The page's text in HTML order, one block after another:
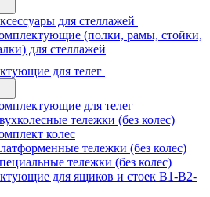
для стеллажей
(полки, рамы, стойки,
для стеллажей
для телег
для телег
тележки (без колес)
колес
тележки (без колес)
тележки (без колес)
для ящиков и стоек В1-В2-